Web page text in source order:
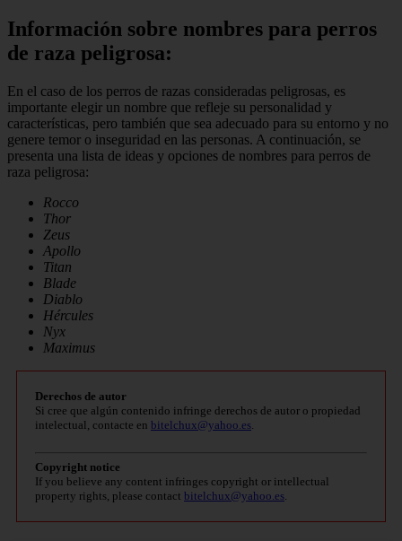
Información sobre nombres para perros
de raza peligrosa:
En el caso de los perros de razas consideradas peligrosas, es
importante elegir un nombre que refleje su personalidad y
características, pero también que sea adecuado para su entorno y no
genere temor o inseguridad en las personas. A continuación, se
presenta una lista de ideas y opciones de nombres para perros de
raza peligrosa:
Rocco
Thor
Zeus
Apollo
Titan
Blade
Diablo
Hércules
Nyx
Maximus
Derechos de autor
Si cree que algún contenido infringe derechos de autor o propiedad
intelectual, contacte en bitelchux@yahoo.es
Copyright notice
If you believe any content infringes copyright or intellectual
property rights, please contact bitelchux@yahoo.es